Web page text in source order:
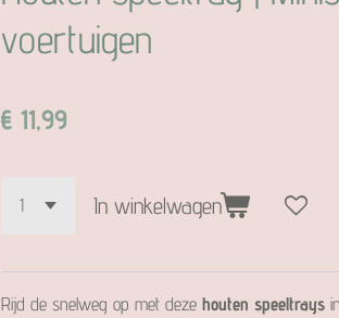
voertuigen
€ 11,99
In winkelwagen
Rijd de snelweg op met deze houten speeltrays